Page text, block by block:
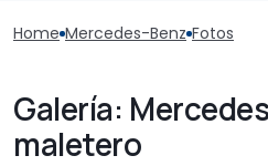
Home Mercedes-Benz Fotos
Galería:
maletero